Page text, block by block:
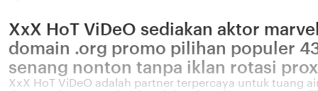
XxX HoT ViDeO sediakan aktor
domain .org promo pilihan populer
senang nonton tanpa iklan rotasi
XxX HoT ViDeO adalah partner terpercaya untuk tuang